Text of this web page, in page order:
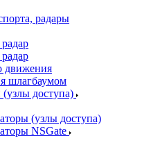
радары
движения
шлагбаумом
доступа)
(узлы доступа)
NSGate